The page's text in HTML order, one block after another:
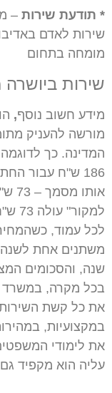
* תודעת שירות –
שירות לאדם
מומחה בתחום
שירות
מידע חשוב נוסף,
מורשה להעניק
המדינה. כך
186 ש"ח עבור
לכל עמוד,
משתנים אחת
בכל מקרה, במשרד
את כל קשת
במקצועיות,
את לימודי
עליה הוא מקפיד גם